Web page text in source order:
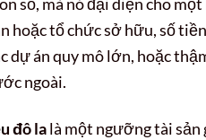
hoặc tổ chức sở hữu, số
dự án quy mô lớn, hoặc
ngoài.
đô lalà một ngưỡng tài sản